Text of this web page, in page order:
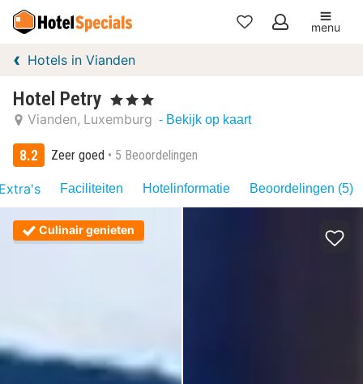
Mijn
menu
Hotels in Vianden
Hotel Petry , 3 Sterren
Vianden Luxemburg - Bekijk op kaart
8.2 Zeer goed 5 Beoordelingen
Faciliteiten Hotelinformatie Beoordelingen (5)
Culinair genieten